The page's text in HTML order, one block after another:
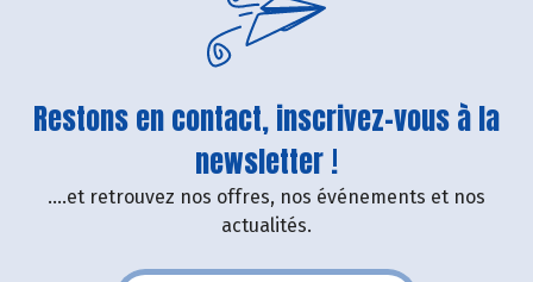
Restons en contact, inscrivez-vous à la
newsletter !
....et retrouvez nos offres, nos événements et nos
actualités.